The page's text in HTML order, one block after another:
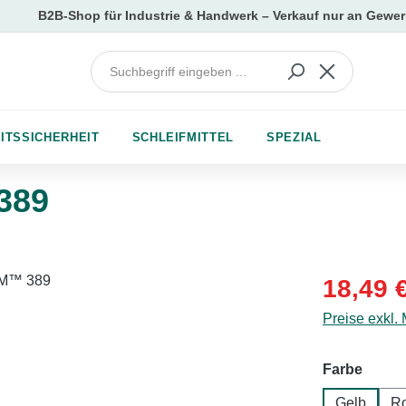
SCHLEIFMITTEL SPEZIAL
18,49
Preise exkl.
Farbe
Gelb